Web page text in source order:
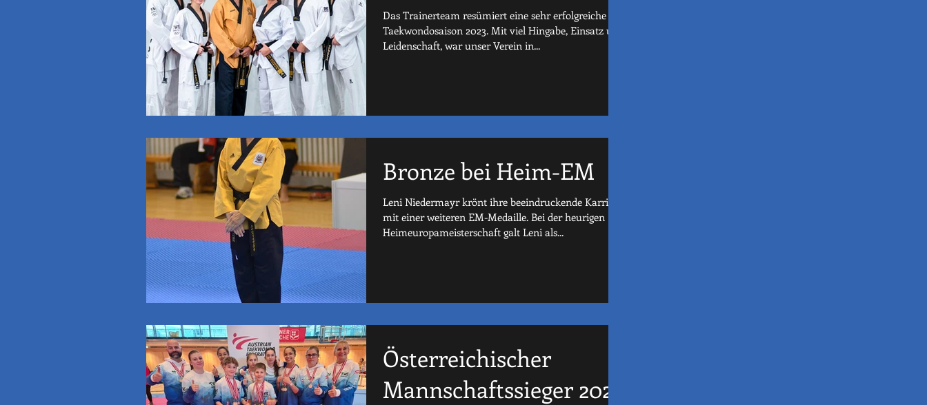
Das Trainerteam resümiert eine sehr erfolgreiche
Taekwondosaison 2023. Mit viel Hingabe, Einsatz und
Leidenschaft, war unser Verein in...
Bronze bei Heim-EM
Leni Niedermayr krönt ihre beeindruckende Karriere
mit einer weiteren EM-Medaille. Bei der heurigen
Heimeuropameisterschaft galt Leni als...
Österreichischer
Mannschaftssieger 2023